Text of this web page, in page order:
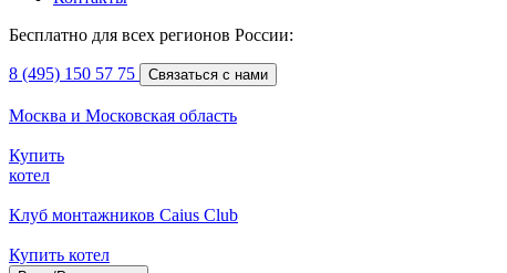
Бесплатно для всех регионов России:
8 (495) 150 57 75 Связаться с нами
Москва и Московская область
Купить
котел
Клуб монтажников Caius Club
Купить котел